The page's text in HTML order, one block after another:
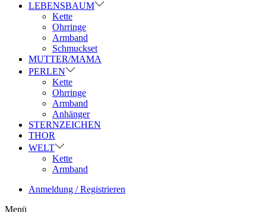
LEBENSBAUM
Kette
Ohrringe
Armband
Schmuckset
MUTTER/MAMA
PERLEN
Kette
Ohrringe
Armband
Anhänger
STERNZEICHEN
THOR
WELT
Kette
Armband
Anmeldung / Registrieren
Menü